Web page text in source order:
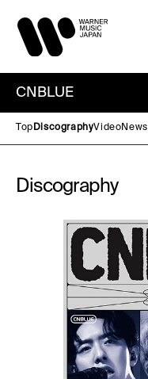
CNBLUE
Top DiscographyVideoNews
Discography